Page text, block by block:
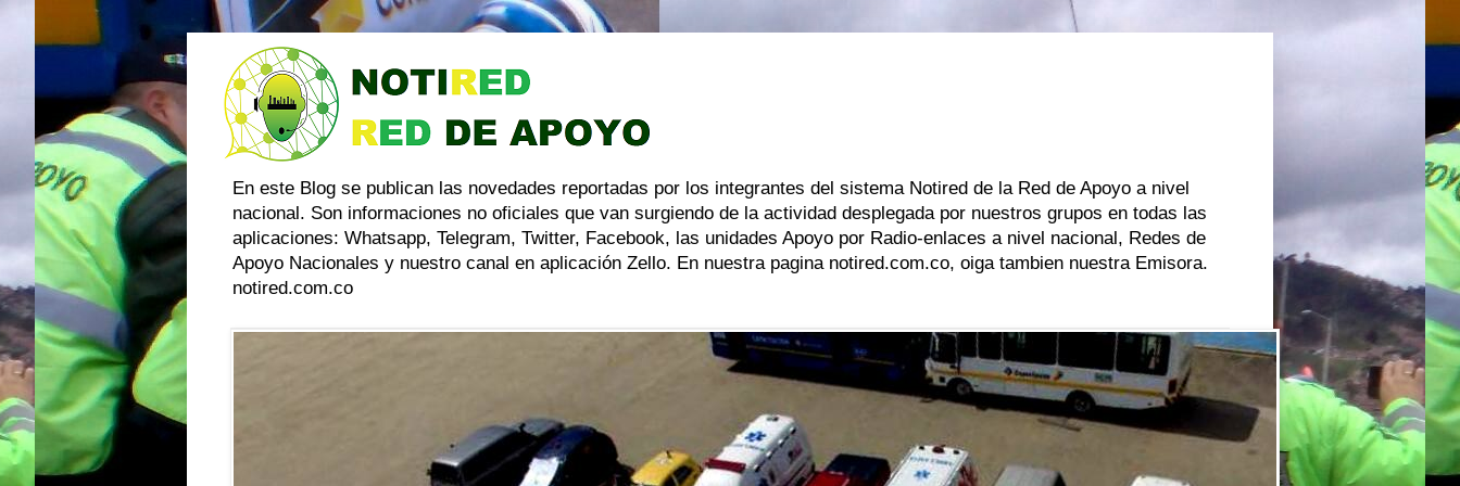
En este Blog se publican las novedades reportadas por los integrantes del sistema Notired de la Red de Apoyo a nivel
nacional. Son informaciones no oficiales que van surgiendo de la actividad desplegada por nuestros grupos en todas las
aplicaciones: Whatsapp, Telegram, Twitter, Facebook, las unidades Apoyo por Radio-enlaces a nivel nacional, Redes de
Apoyo Nacionales y nuestro canal en aplicación Zello. En nuestra pagina notired.com.co, oiga tambien nuestra Emisora.
notired.com.co